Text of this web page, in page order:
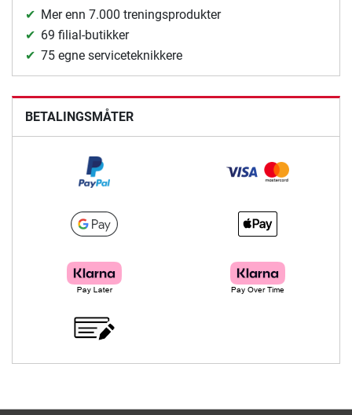
Mer enn 7.000 treningsprodukter
69 filial-butikker
75 egne serviceteknikkere
BETALINGSMÅTER